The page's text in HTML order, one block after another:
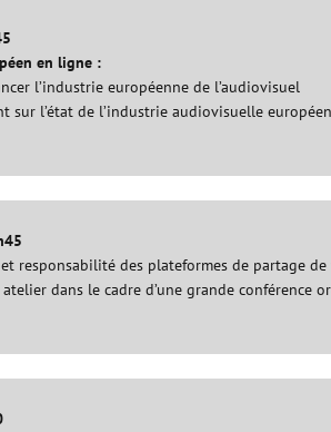
en ligne :
l’industrie européenne de l’audiovisuel
sur l’état de l’industrie audiovisuelle
responsabilité des plateformes de partage
dans le cadre d’une grande conférence